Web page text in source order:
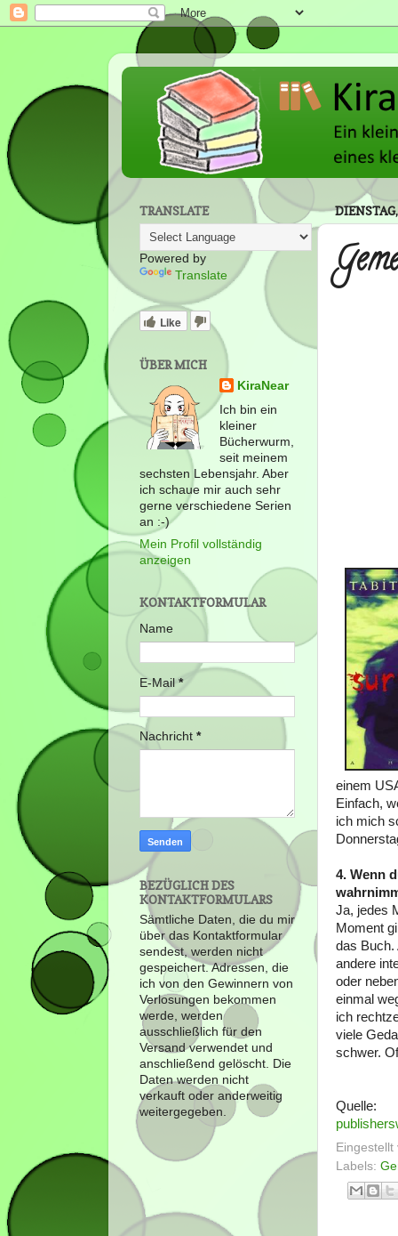
einem
Einfach,
ich mich
4. Wenn
Ja, jedes
Moment
das Buch.
andere
oder
einmal
ich
viele
schwer.
Quelle:
Labels:
TRANSLATE
Powered by
Translate
Like
ÜBER MICH
KiraNear
Ich bin ein
kleiner
Bücherwurm,
seit meinem
sechsten Lebensjahr. Aber
ich schaue mir auch sehr
gerne verschiedene Serien
an :-)
Mein Profil vollständig
anzeigen
KONTAKTFORMULAR
Name
E-Mail *
Nachricht *
BEZÜGLICH DES
KONTAKTFORMULARS
Sämtliche Daten, die du mir
über das Kontaktformular
sendest, werden nicht
gespeichert. Adressen, die
ich von den Gewinnern von
Verlosungen bekommen
werde, werden
ausschließlich für den
Versand verwendet und
anschließend gelöscht. Die
Daten werden nicht
verkauft oder anderweitig
weitergegeben.